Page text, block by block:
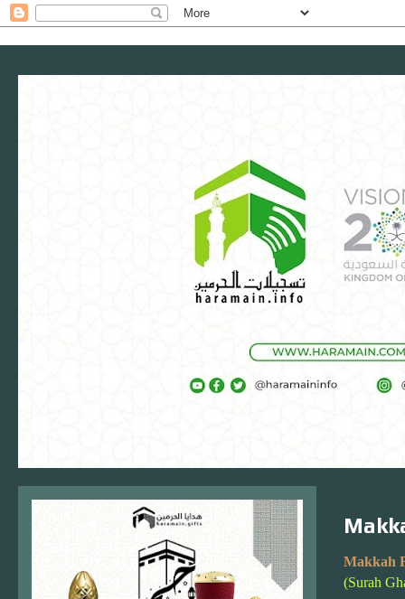
Makkah
(Surah